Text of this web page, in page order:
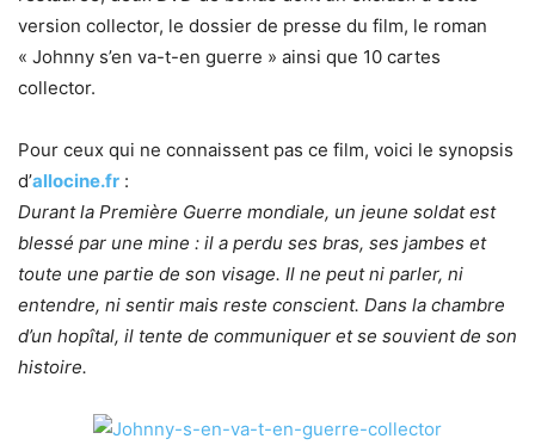
version collector, le dossier de presse du film, le roman
« Johnny s’en va-t-en guerre » ainsi que 10 cartes
collector.
Pour ceux qui ne connaissent pas ce film, voici le synopsis
d’allocine.fr :
Durant la Première Guerre mondiale, un jeune soldat est
blessé par une mine : il a perdu ses bras, ses jambes et
toute une partie de son visage. Il ne peut ni parler, ni
entendre, ni sentir mais reste conscient. Dans la chambre
d’un hopîtal, il tente de communiquer et se souvient de son
histoire.